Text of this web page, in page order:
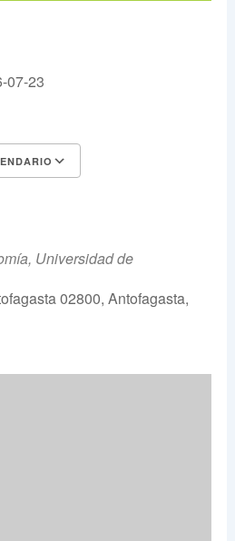
07-23
Universidad de
02800, Antofagasta,